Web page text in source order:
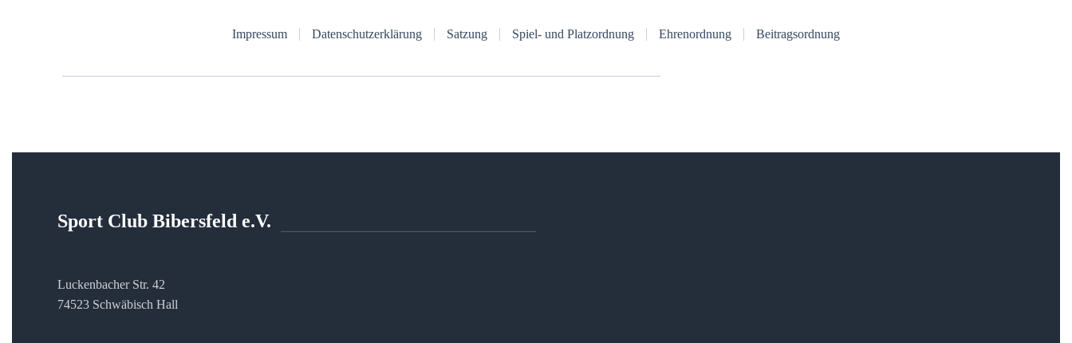
Impressum Datenschutzerklärung Satzung Spiel- und Platzordnung Ehrenordnung Beitragsordnung
Sport Club Bibersfeld e.V.
Luckenbacher Str. 42
74523 Schwäbisch Hall